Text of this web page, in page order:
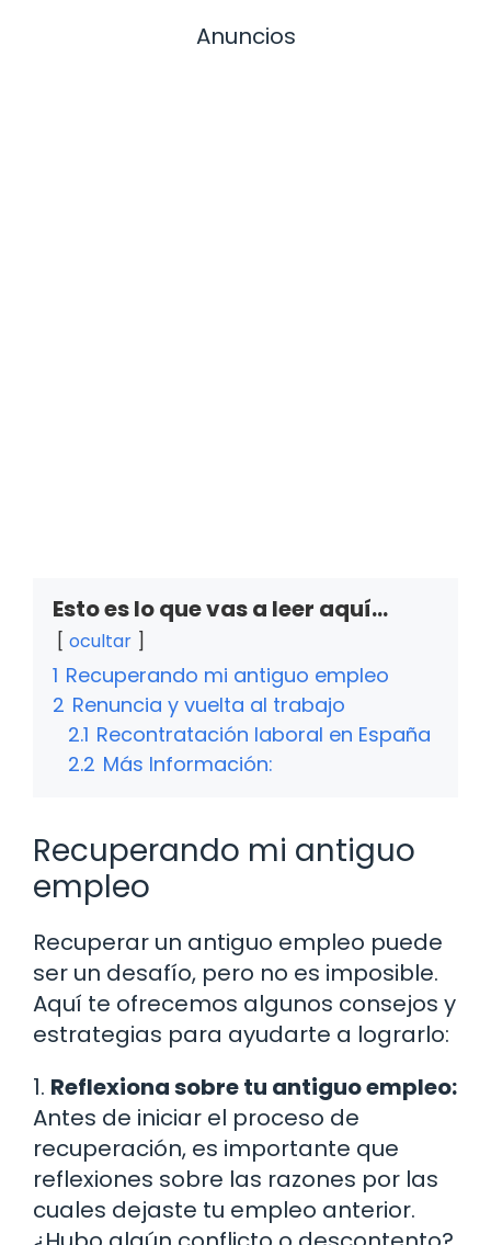
Anuncios
Esto es lo que vas a leer aquí...
ocultar
1 Recuperando mi antiguo empleo
2 Renuncia y vuelta al trabajo
2.1 Recontratación laboral en España
2.2 Más Información:
Recuperando mi antiguo
empleo
Recuperar un antiguo empleo puede
ser un desafío, pero no es imposible.
Aquí te ofrecemos algunos consejos y
estrategias para ayudarte a lograrlo:
1. Reflexiona sobre tu antiguo empleo:
Antes de iniciar el proceso de
recuperación, es importante que
reflexiones sobre las razones por las
cuales dejaste tu empleo anterior.